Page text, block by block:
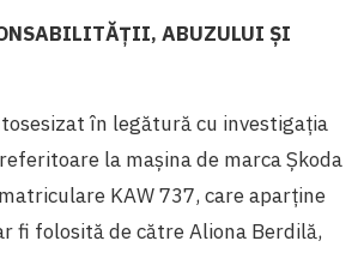
ABUZULUI ȘI
în legătură cu investigația
la mașina de marca Şkoda
KAW 737, care aparține
fi folosită de către Aliona Berdilă,